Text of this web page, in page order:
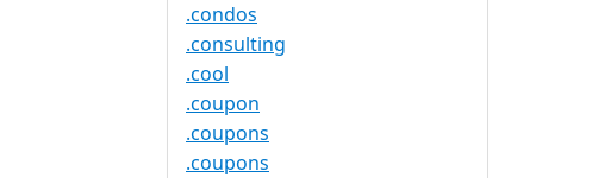
.condos
.consulting
.cool
.coupon
.coupons
.coupons